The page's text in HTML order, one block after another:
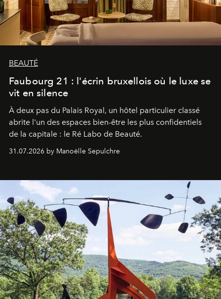
BEAUTÉ
Faubourg 21 : l'écrin bruxellois où le luxe se
vit en silence
À deux pas du Palais Royal, un hôtel particulier classé
abrite l'un des espaces bien-être les plus confidentiels
de la capitale : le Ré Labo de Beauté.
31.07.2026 by Manoëlle Sepulchre